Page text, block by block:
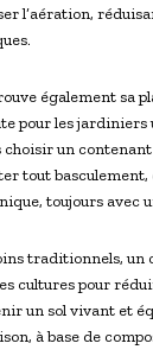
l’aération,
également sa
pour les jardiniers
un
tout
toujours avec
traditionnels, un
cultures pour
un sol vivant et
à base de